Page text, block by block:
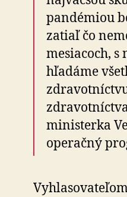
pandémiou
zatiaľ čo
mesiacoch,
hľadáme
ministerka
operačný